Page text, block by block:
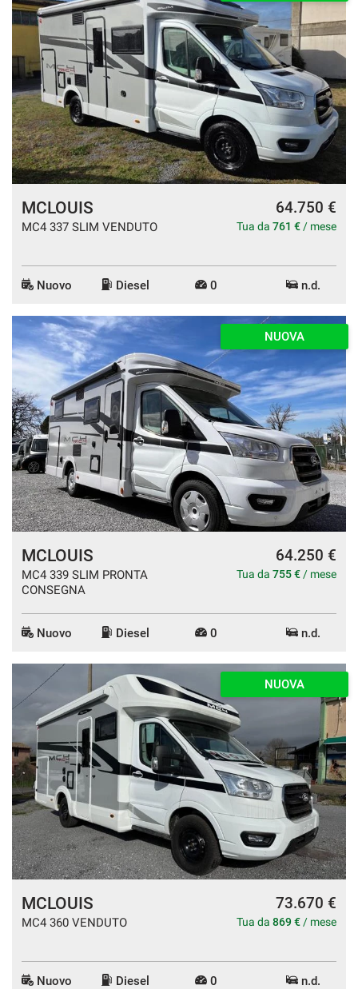
MCLOUIS
MC4 337 SLIM VENDUTO
64.750 €
Tua da 761 € / mese
Nuovo Diesel 0 n.d.
NUOVA
MCLOUIS
MC4 339 SLIM PRONTA
CONSEGNA
64.250 €
Tua da 755 € / mese
Nuovo Diesel 0 n.d.
NUOVA
MCLOUIS
MC4 360 VENDUTO
73.670 €
Tua da 869 € / mese
Nuovo Diesel 0 n.d.